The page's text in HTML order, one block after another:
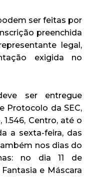
ser feitas por
preenchida
legal,
exigida no
ser entregue
Protocolo da SEC,
Centro, até o
a sexta-feira, das
nos dias do
no dia 11 de
Fantasia e Máscara